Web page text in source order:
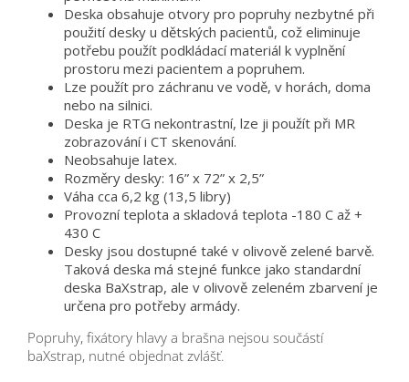
Deska obsahuje otvory pro popruhy nezbytné při
použití desky u dětských pacientů, což eliminuje
potřebu použít podkládací materiál k vyplnění
prostoru mezi pacientem a popruhem.
Lze použít pro záchranu ve vodě, v horách, doma
nebo na silnici.
Deska je RTG nekontrastní, lze ji použít při MR
zobrazování i CT skenování.
Neobsahuje latex.
Rozměry desky: 16” x 72” x 2,5”
Váha cca 6,2 kg (13,5 libry)
Provozní teplota a skladová teplota -180 C až +
430 C
Desky jsou dostupné také v olivově zelené barvě.
Taková deska má stejné funkce jako standardní
deska BaXstrap, ale v olivově zeleném zbarvení je
určena pro potřeby armády.
Popruhy, fixátory hlavy a brašna nejsou součástí
baXstrap, nutné objednat zvlášť.